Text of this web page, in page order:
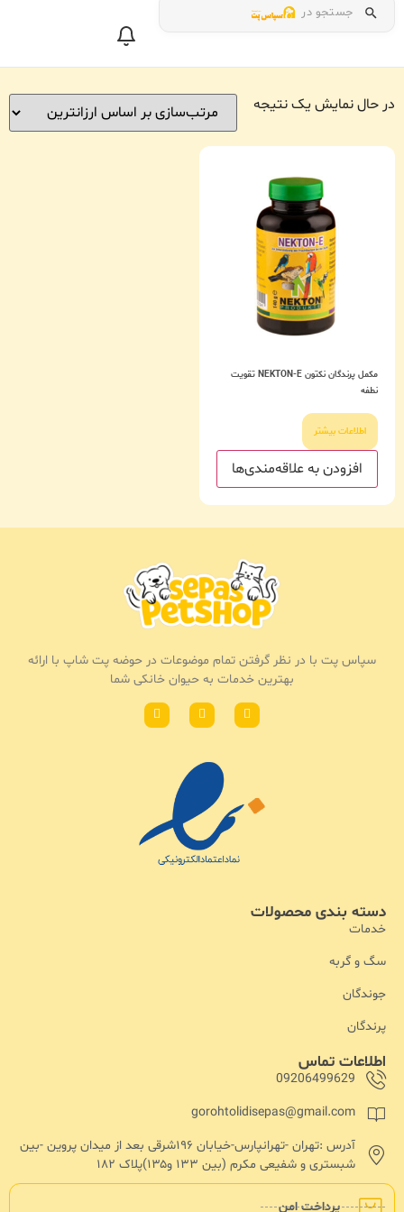
جستجو در
در حال نمایش یک نتیجه
مکمل پرندگان نکتون NEKTON-E تقویت
نطفه
اطلاعات بیشتر
افزودن به علاقه‌مندی‌ها
پرداخت امن
اطلاعات تماس
09206499629
gorohtolidisepas@gmail.com
آدرس :تهران -تهرانپارس-خیابان ۱۹۶شرقی بعد از میدان پروین -بین
شبستری و شفیعی مکرم (بین ۱۳۳ و۱۳۵)پلاک ۱۸۲
دسته بندی محصولات
خدمات
سگ و گربه
جوندگان
پرندگان
سپاس پت با در نظر گرفتن تمام موضوعات در حوضه پت شاپ با ارائه
بهترین خدمات به حیوان خانکی شما